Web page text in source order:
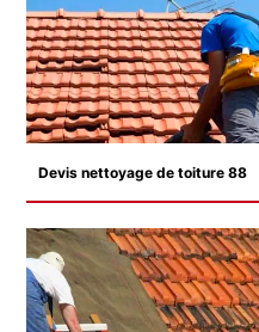
Devis nettoyage de toiture 88